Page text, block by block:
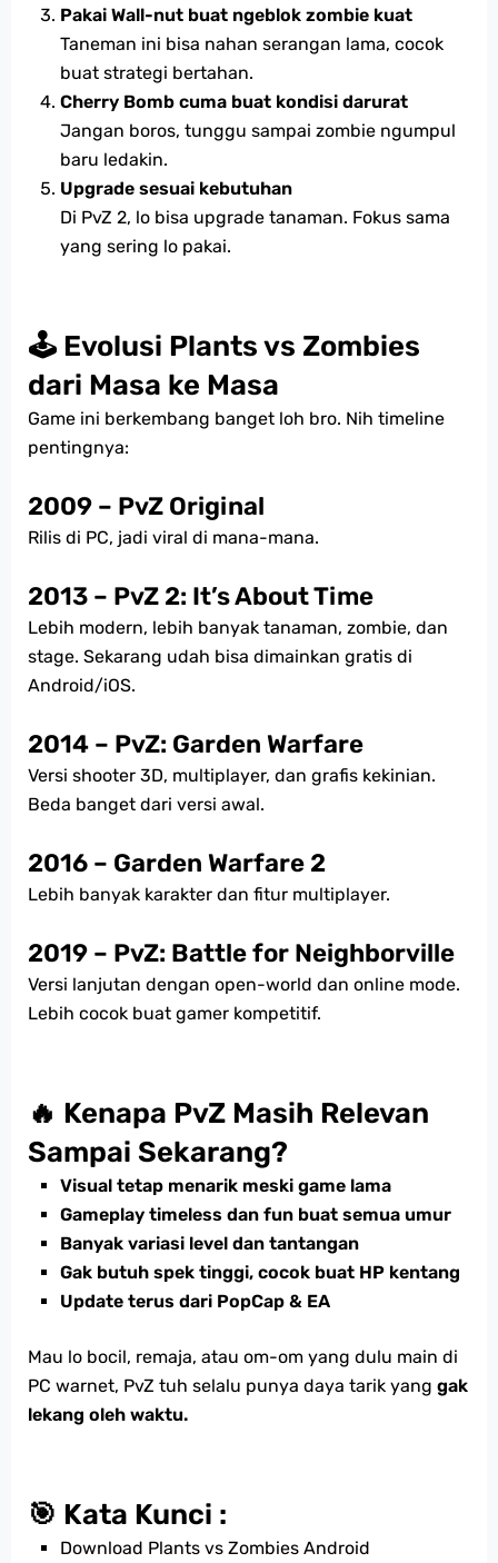
Pakai Wall-nut buat ngeblok zombie kuat
Taneman ini bisa nahan serangan lama, cocok
buat strategi bertahan.
Cherry Bomb cuma buat kondisi darurat
Jangan boros, tunggu sampai zombie ngumpul
baru ledakin.
Upgrade sesuai kebutuhan
Di PvZ 2, lo bisa upgrade tanaman. Fokus sama
yang sering lo pakai.
🕹️ Evolusi Plants vs Zombies
dari Masa ke Masa
Game ini berkembang banget loh bro. Nih timeline
pentingnya:
2009 – PvZ Original
Rilis di PC, jadi viral di mana-mana.
2013 – PvZ 2: It’s About Time
Lebih modern, lebih banyak tanaman, zombie, dan
stage. Sekarang udah bisa dimainkan gratis di
Android/iOS.
2014 – PvZ: Garden Warfare
Versi shooter 3D, multiplayer, dan grafis kekinian.
Beda banget dari versi awal.
2016 – Garden Warfare 2
Lebih banyak karakter dan fitur multiplayer.
2019 – PvZ: Battle for Neighborville
Versi lanjutan dengan open-world dan online mode.
Lebih cocok buat gamer kompetitif.
🔥 Kenapa PvZ Masih Relevan
Sampai Sekarang?
Visual tetap menarik meski game lama
Gameplay timeless dan fun buat semua umur
Banyak variasi level dan tantangan
Gak butuh spek tinggi, cocok buat HP kentang
Update terus dari PopCap & EA
Mau lo bocil, remaja, atau om-om yang dulu main di
PC warnet, PvZ tuh selalu punya daya tarik yang gak
lekang oleh waktu.
🎯 Kata Kunci :
Download Plants vs Zombies Android